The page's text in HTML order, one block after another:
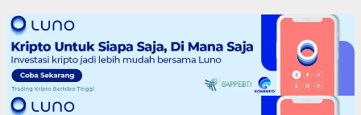
HOME
FILTER
BERITA
BIODATA
CERITA
CERPEN
EKSKLUSIF
FOTO
VIDEO
TIPS
MORE